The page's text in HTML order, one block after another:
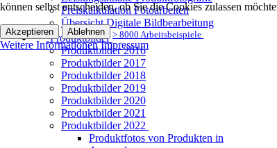
Preiskalkulation Fotoarbeiten
Übersicht Digitale Bildbearbeitung
Produktbilder > 8000 Arbeitsbeispiele
Produktbilder 2016
Produktbilder 2017
Produktbilder 2018
Produktbilder 2019
Produktbilder 2020
Produktbilder 2021
Produktbilder 2022
Produktfotos von Produkten in
können selbst entscheiden, ob Sie die Cookies zulassen
Akzeptieren Ablehnen
Weitere Informationen Impressum